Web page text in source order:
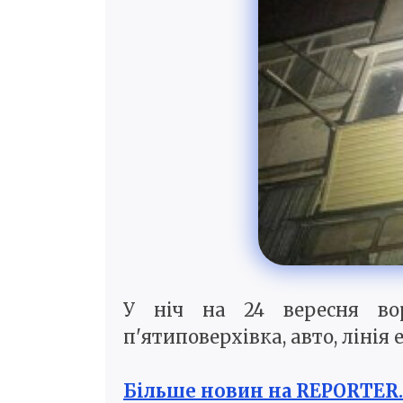
У ніч на 24 вересня
п'ятиповерхівка, авто, лінія
Більше новин на